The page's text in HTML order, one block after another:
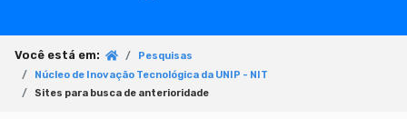
Você está em:
Pesquisas
Núcleo de Inovação Tecnológica da UNIP - NIT
Sites para busca de anterioridade